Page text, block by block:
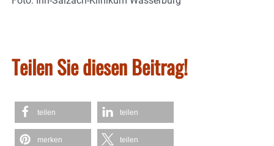
Teilen Sie diesen Beitrag!
teilen teilen
merken teilen